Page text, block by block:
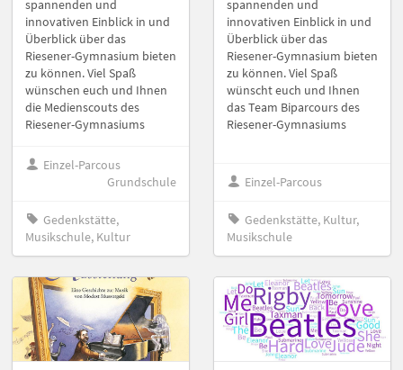
spannenden und
innovativen Einblick in und
Überblick über das
Riesener-Gymnasium bieten
zu können. Viel Spaß
wünschen euch und Ihnen
die Medienscouts des
Riesener-Gymnasiums
Einzel-Parcous
Grundschule
Gedenkstätte,
Musikschule, Kultur
spannenden und
innovativen Einblick in und
Überblick über das
Riesener-Gymnasium bieten
zu können. Viel Spaß
wünscht euch und Ihnen
das Team Biparcours des
Riesener-Gymnasiums
Einzel-Parcous
Gedenkstätte, Kultur,
Musikschule